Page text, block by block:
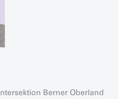
Berner Oberland